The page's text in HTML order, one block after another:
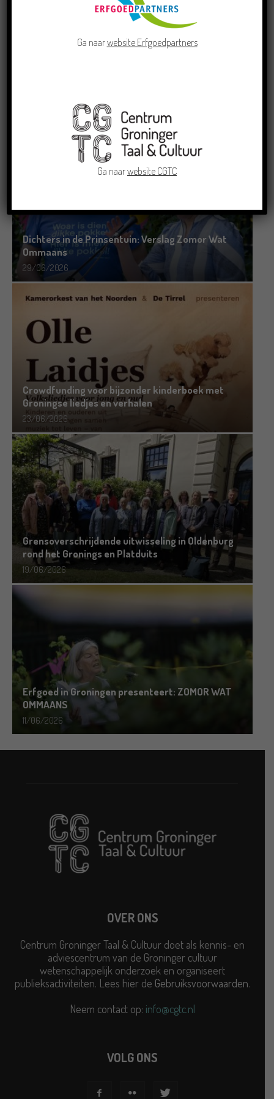
Dichters in de Prinsentuin: Verslag Zomor Wat
Ommaans
29/06/2026
Crowdfunding voor bijzonder kinderboek met
Groningse liedjes en verhalen
23/06/2026
Grensoverschrijdende uitwisseling in Oldenburg
rond het Gronings en Platduits
19/06/2026
Erfgoed in Groningen presenteert: ZOMOR WAT
OMMAANS
11/06/2026
OVER ONS
Centrum Groninger Taal & Cultuur doet als kennis- en
adviescentrum van de Groninger cultuur
wetenschappelijk onderzoek en organiseert
publieksactiviteiten. Lees hier de Gebruiksvoorwaarden.
Neem contact op: info@cgtc.nl
VOLG ONS
Ga naarwebsite Erfgoedpartners
Ga naarwebsite CGTC